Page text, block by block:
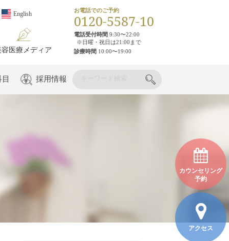
English
容医療メディア
お電話でのご予約
0120-5587-10
電話受付時間 9:30〜22:00
※日曜・祝日は21:00まで
診療時間 10:00〜19:00
採用情報
カウンセリング
予約
アクセス